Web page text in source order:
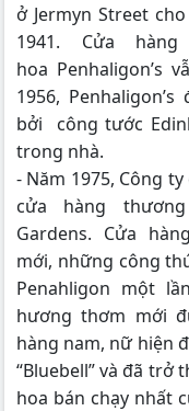
ở Jermyn Street
1941. Cửa
hoa Penhaligon’s
1956,
bởi công tước
trong nhà.
- Năm 1975, Công
cửa hàng thương
Gardens. Cửa
mới, những công
Penahligon một
hương thơm mới
hàng nam, nữ hiện
“Bluebell” và đã
hoa bán chạy nhất